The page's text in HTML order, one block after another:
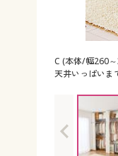
C (本体/幅260
天井いっぱいま